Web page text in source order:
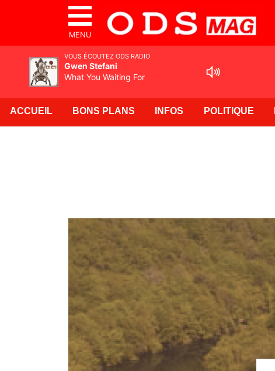
MENU
ACCUEIL BONS PLANS INFOS POLITIQUE
VOUS ÉCOUTEZ ODS RADIO
Gwen Stefani
What You Waiting For